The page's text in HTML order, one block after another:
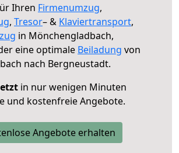
Ihren Firmenumzug,
, Tresor– & Klaviertransport,
in Mönchengladbach,
eine optimale Beiladung von
nach Bergneustadt.
in nur wenigen Minuten
und kostenfreie Angebote.
Angebote erhalten